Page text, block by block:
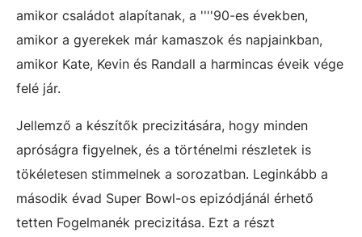
amikor családot alapítanak, a ''''90-es években,
amikor a gyerekek már kamaszok és napjainkban,
amikor Kate, Kevin és Randall a harmincas éveik vége
felé jár.
Jellemző a készítők precizitására, hogy minden
apróságra figyelnek, és a történelmi részletek is
tökéletesen stimmelnek a sorozatban. Leginkább a
második évad Super Bowl-os epizódjánál érhető
tetten Fogelmanék precizitása. Ezt a részt